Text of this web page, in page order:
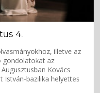
4.
illetve az
gondolatokat az
Kovács
István-bazilika helyettes